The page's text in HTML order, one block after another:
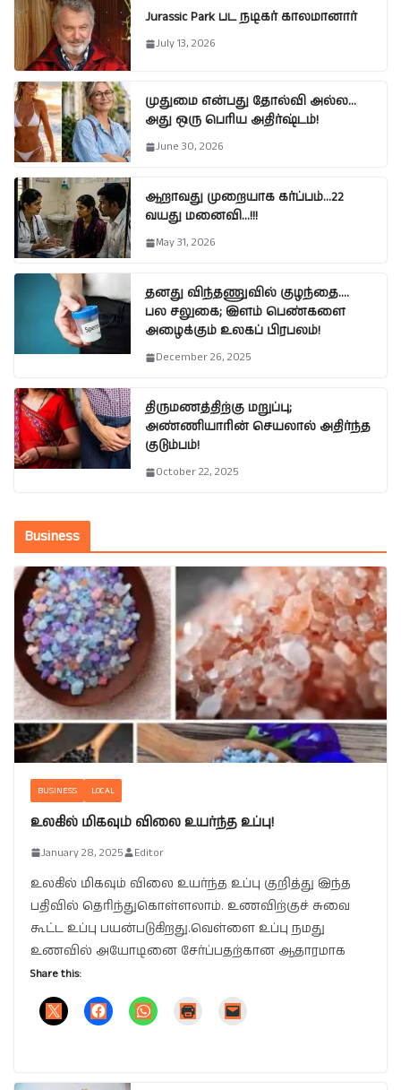
Jurassic Park பட நடிகர் காலமானார்
July 13, 2026
முதுமை என்பது தோல்வி அல்ல…
அது ஒரு பெரிய அதிர்ஷ்டம்!
June 30, 2026
ஆறாவது முறையாக கர்ப்பம்…22
வயது மனைவி…!!!
May 31, 2026
தனது விந்தணுவில் குழந்தை….
பல சலுகை; இளம் பெண்களை
அழைக்கும் உலகப் பிரபலம்!
December 26, 2025
திருமணத்திற்கு மறுப்பு;
அண்ணியாரின் செயலால் அதிர்ந்த
குடும்பம்!
October 22, 2025
Business
BUSINESS LOCAL
உலகில் மிகவும் விலை உயர்ந்த உப்பு!
January 28, 2025 Editor
உலகில் மிகவும் விலை உயர்ந்த உப்பு குறித்து இந்த
பதிவில் தெரிந்துகொள்ளலாம். உணவிற்குச் சுவை
கூட்ட உப்பு பயன்படுகிறது.வெள்ளை உப்பு நமது
உணவில் அயோடினை சேர்ப்பதற்கான ஆதாரமாக
Share this: